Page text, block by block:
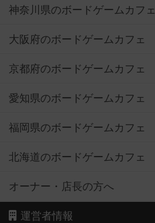
神奈川県のボードゲームカフェ
大阪府のボードゲームカフェ
京都府のボードゲームカフェ
愛知県のボードゲームカフェ
福岡県のボードゲームカフェ
北海道のボードゲームカフェ
オーナー・店長の方へ
運営者情報